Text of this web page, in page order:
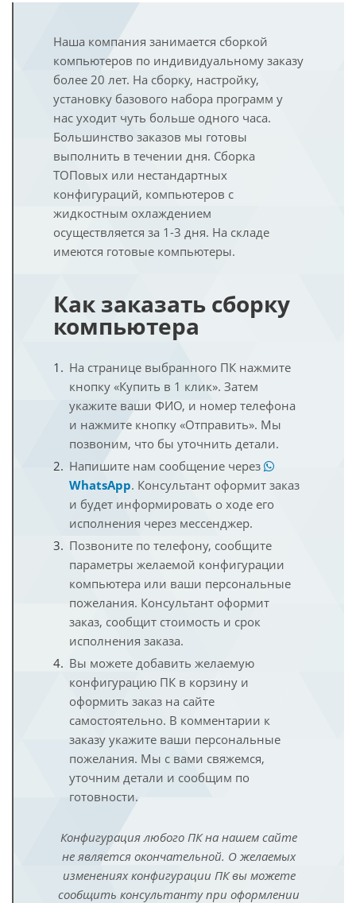
Наша компания занимается сборкой
компьютеров по индивидуальному заказу
более 20 лет. На сборку, настройку,
установку базового набора программ у
нас уходит чуть больше одного часа.
Большинство заказов мы готовы
выполнить в течении дня. Сборка
ТОПовых или нестандартных
конфигураций, компьютеров с
жидкостным охлаждением
осуществляется за 1-3 дня. На складе
имеются готовые компьютеры.
Как заказать сборку
компьютера
На странице выбранного ПК нажмите
кнопку «Купить в 1 клик». Затем
укажите ваши ФИО, и номер телефона
и нажмите кнопку «Отправить». Мы
позвоним, что бы уточнить детали.
Напишите нам сообщение через
WhatsApp. Консультант оформит заказ
и будет информировать о ходе его
исполнения через мессенджер.
Позвоните по телефону, сообщите
параметры желаемой конфигурации
компьютера или ваши персональные
пожелания. Консультант оформит
заказ, сообщит стоимость и срок
исполнения заказа.
Вы можете добавить желаемую
конфигурацию ПК в корзину и
оформить заказ на сайте
самостоятельно. В комментарии к
заказу укажите ваши персональные
пожелания. Мы с вами свяжемся,
уточним детали и сообщим по
готовности.
Конфигурация любого ПК на нашем сайте
не является окончательной. О желаемых
изменениях конфигурации ПК вы можете
сообщить консультанту при оформлении